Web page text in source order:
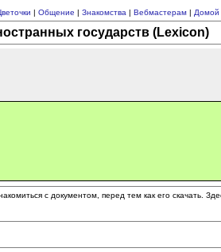
| Общение | Знакомства | Вебмастерам| Домой
государств (Lexicon)
с документом, перед тем как его скачать.